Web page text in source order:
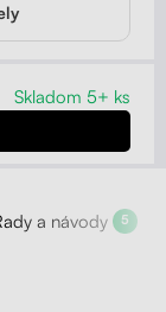
Skladom 5+ ks
a návody 5